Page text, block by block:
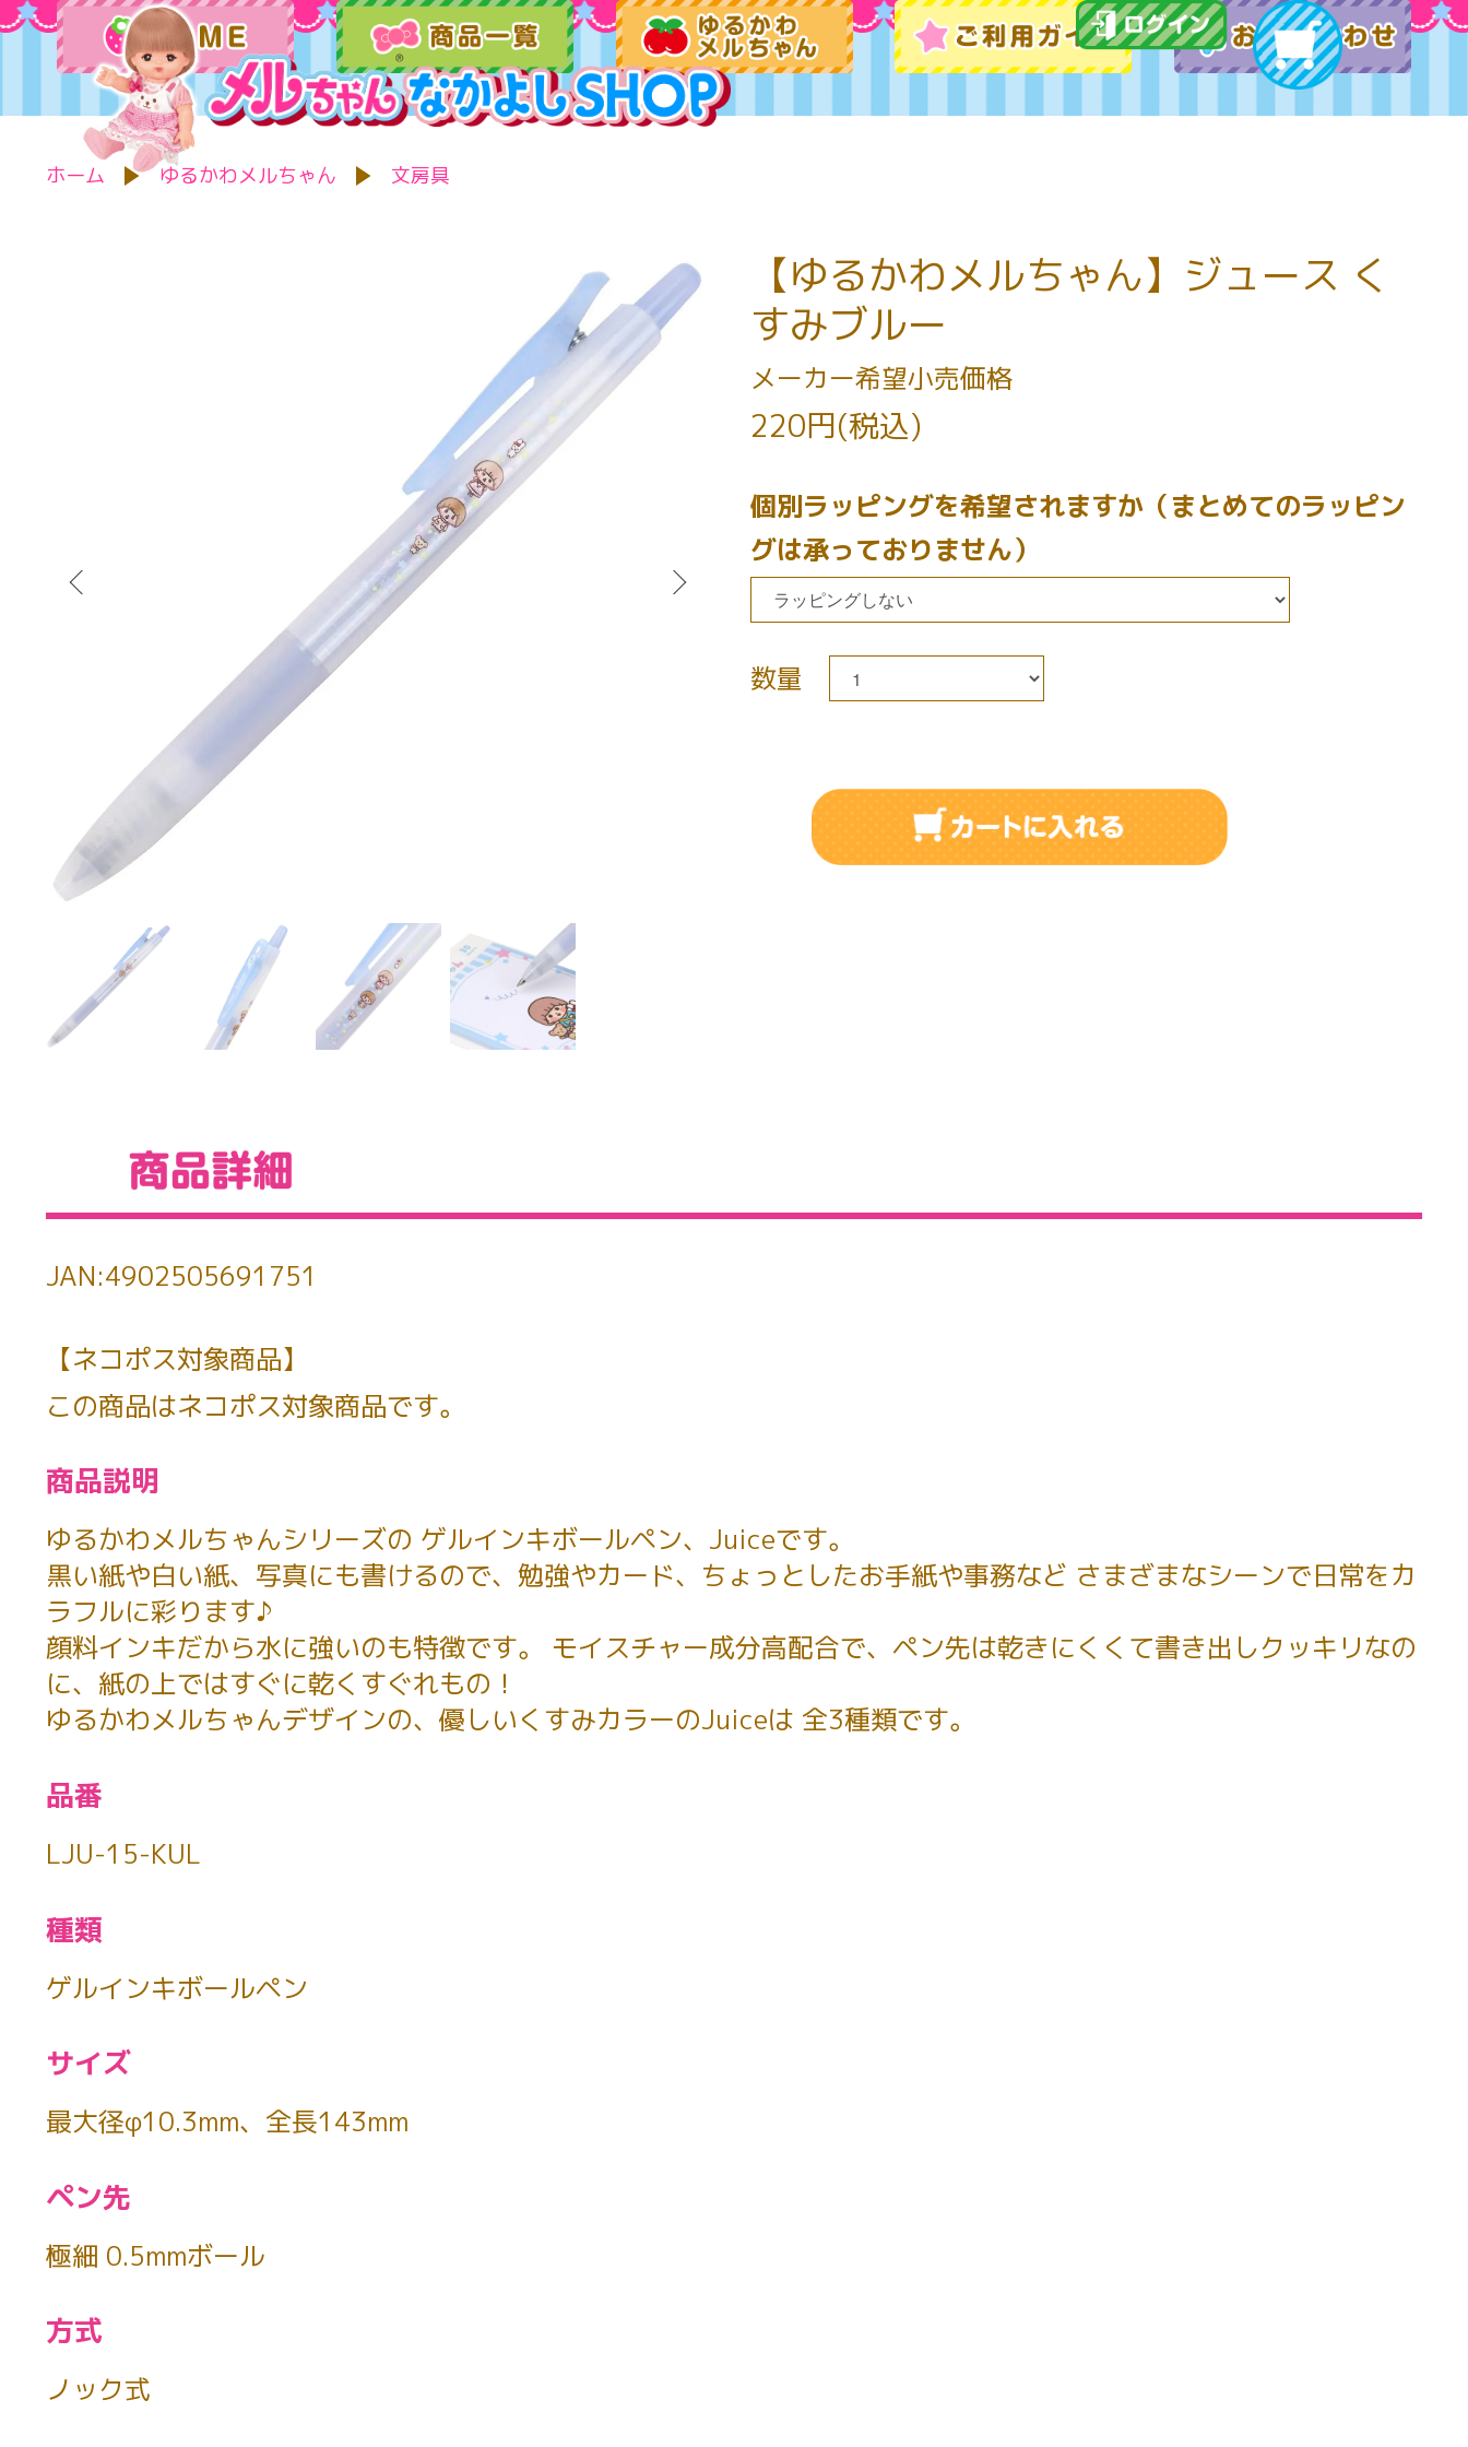
ホーム ゆるかわメルちゃん 文房具
【ゆるかわメルちゃん】ジュース く
すみブルー
メーカー希望小売価格
220円(税込)
個別ラッピングを希望されますか（まとめてのラッピン
グは承っておりません）
数量
JAN:4902505691751
【ネコポス対象商品】
この商品はネコポス対象商品です。
商品説明
ゆるかわメルちゃんシリーズの ゲルインキボールペン、Juiceです。
黒い紙や白い紙、写真にも書けるので、勉強やカード、ちょっとしたお手紙や事務など さまざまなシーンで日常をカ
ラフルに彩ります♪
顔料インキだから水に強いのも特徴です。 モイスチャー成分高配合で、ペン先は乾きにくくて書き出しクッキリなの
に、紙の上ではすぐに乾くすぐれもの！
ゆるかわメルちゃんデザインの、優しいくすみカラーのJuiceは 全3種類です。
品番
LJU-15-KUL
種類
ゲルインキボールペン
サイズ
最大径φ10.3mm、全長143mm
ペン先
極細 0.5mmボール
方式
ノック式